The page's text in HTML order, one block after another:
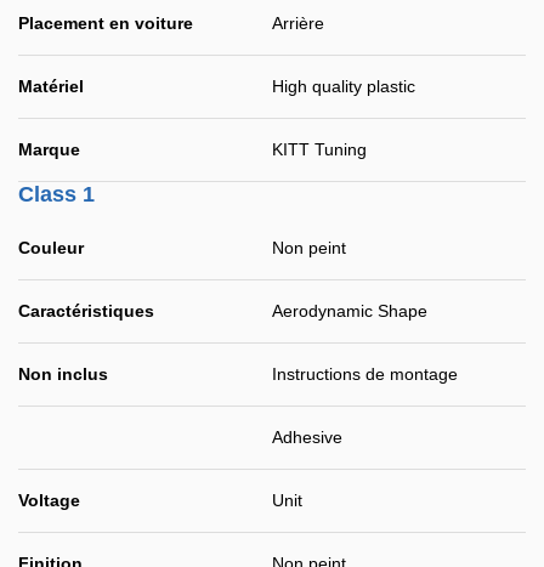
Placement en voiture Arrière
Matériel High quality plastic
Marque KITT Tuning
Class 1
Couleur Non peint
Caractéristiques Aerodynamic Shape
Non inclus Instructions de montage
Adhesive
Voltage Unit